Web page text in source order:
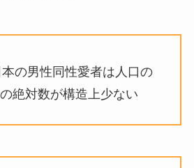
本の男性同性愛者は人口の
絶対数が構造上少ない